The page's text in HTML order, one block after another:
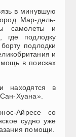
в минувшую
Мар-дель-
самолеты и
где подлодку
подлодки
и
в поисках
находятся в
Хуана».
Айресе со
судно уже
помощи.